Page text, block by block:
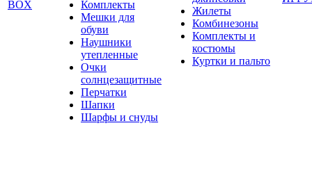
BOX
Комплекты
Мешки для
обуви
Наушники
утепленные
Очки
солнцезащитные
Перчатки
Шапки
Шарфы и снуды
Жилеты
Комбинезоны
Комплекты и
костюмы
Куртки и пальто